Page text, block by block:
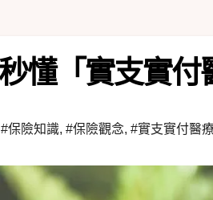
懂「實支實付
#保險知識, #保險觀念, #實支實付醫